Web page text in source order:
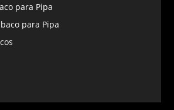
para Pipa
para Pipa